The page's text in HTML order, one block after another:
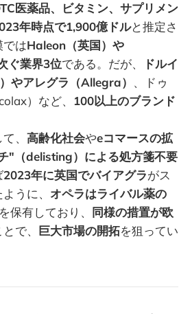
医薬品、ビタミン、サプリメン
年時点で1,900億ドルと推定さ
ではHaleon（英国）や
ぐ業界3位である。だが、
ドルイ
やアレグラ（Allegra） 、ドゥ
）など、 100以上のブランド
、 高齢化社会やeコマースの拡
"（delisting）による処方箋不要
2023年に英国でバイアグラがス
うに、 オペラはライバル薬の
保有しており、 同様の措置が欧
とで、 巨大市場の開拓を狙ってい